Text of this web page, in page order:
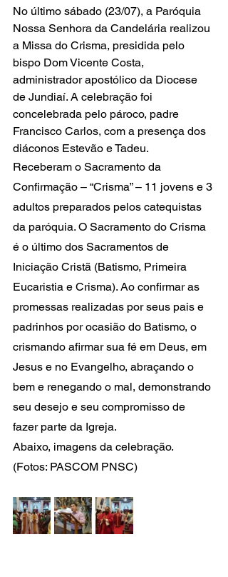
No último sábado (23/07), a Paróquia
Nossa Senhora da Candelária realizou
a Missa do Crisma, presidida pelo
bispo Dom Vicente Costa,
administrador apostólico da Diocese
de Jundiaí. A celebração foi
concelebrada pelo pároco, padre
Francisco Carlos, com a presença dos
diáconos Estevão e Tadeu.
Receberam o Sacramento da
Confirmação – “Crisma” – 11 jovens e 3
adultos preparados pelos catequistas
da paróquia. O Sacramento do Crisma
é o último dos Sacramentos de
Iniciação Cristã (Batismo, Primeira
Eucaristia e Crisma). Ao confirmar as
promessas realizadas por seus pais e
padrinhos por ocasião do Batismo, o
crismando afirmar sua fé em Deus, em
Jesus e no Evangelho, abraçando o
bem e renegando o mal, demonstrando
seu desejo e seu compromisso de
fazer parte da Igreja.
Abaixo, imagens da celebração.
(Fotos: PASCOM PNSC)